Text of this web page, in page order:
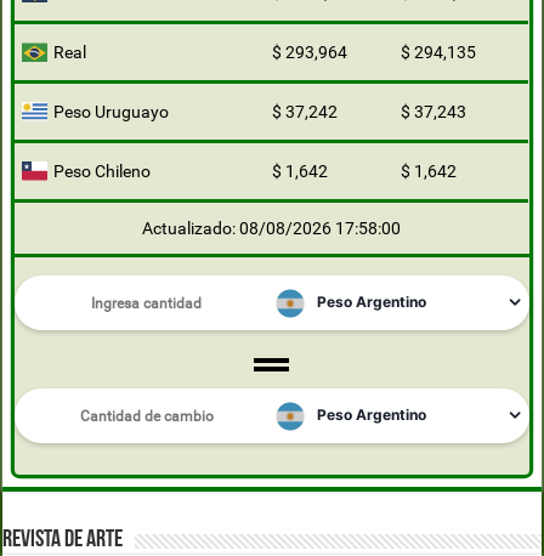
Real $ 293,964 $ 294,135
Peso Uruguayo $ 37,242 $ 37,243
Peso Chileno $ 1,642 $ 1,642
Actualizado: 08/08/2026 17:58:00
REVISTA DE ARTE